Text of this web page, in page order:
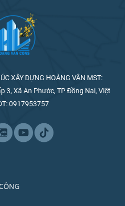
DỰNG HOÀNG VÂN MST:
SĐT: 0917953757